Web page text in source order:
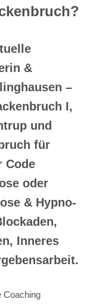
&
–
I,
und
für
Code
oder
& Hypno-
Inneres
Coaching